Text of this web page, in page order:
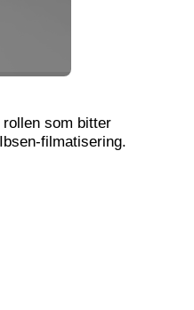
som bitter
filmatisering.